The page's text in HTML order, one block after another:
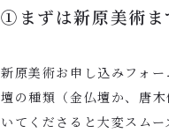
①まずは新原美術ま
新原美術お申し込みフォ
壇の種類（金仏壇か、唐
いてくださると大変スム